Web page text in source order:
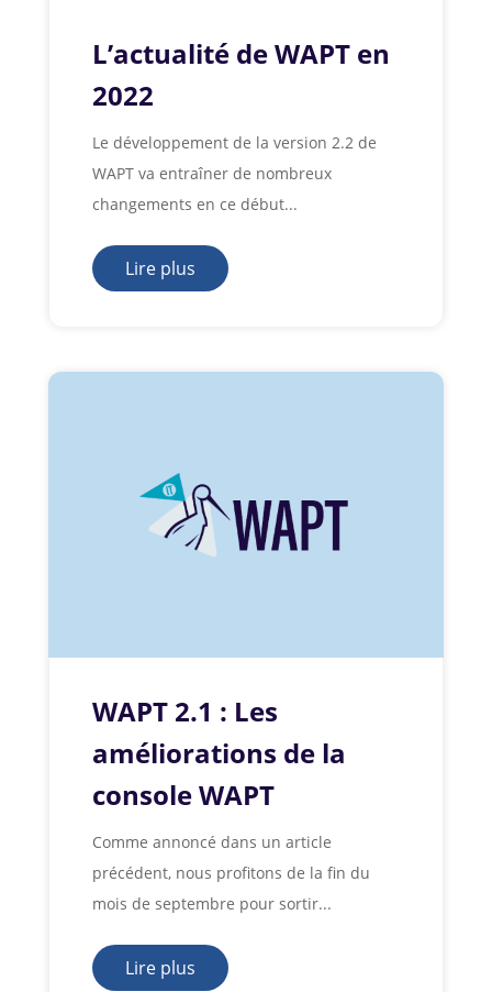
L’actualité de WAPT en
2022
Le développement de la version 2.2 de
WAPT va entraîner de nombreux
changements en ce début...
Lire plus
WAPT 2.1 : Les
améliorations de la
console WAPT
Comme annoncé dans un article
précédent, nous profitons de la fin du
mois de septembre pour sortir...
Lire plus